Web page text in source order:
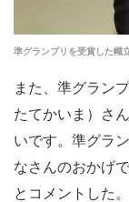
準グランプリを受賞した幟
また、準グラン
たてかいま）さ
いです。準グラ
なさんのおかげ
とコメントした。